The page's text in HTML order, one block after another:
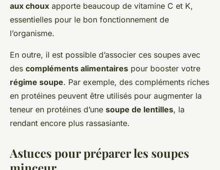
aux choux apporte beaucoup de vitamine C et K,
essentielles pour le bon fonctionnement de
l’organisme.
En outre, il est possible d’associer ces soupes avec
des compléments alimentaires pour booster votre
régime soupe. Par exemple, des compléments riches
en protéines peuvent être utilisés pour augmenter la
teneur en protéines d’une soupe de lentilles, la
rendant encore plus rassasiante.
Astuces pour préparer les soupes